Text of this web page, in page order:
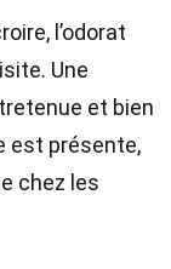
l’odorat
Une
et bien
est présente,
chez les